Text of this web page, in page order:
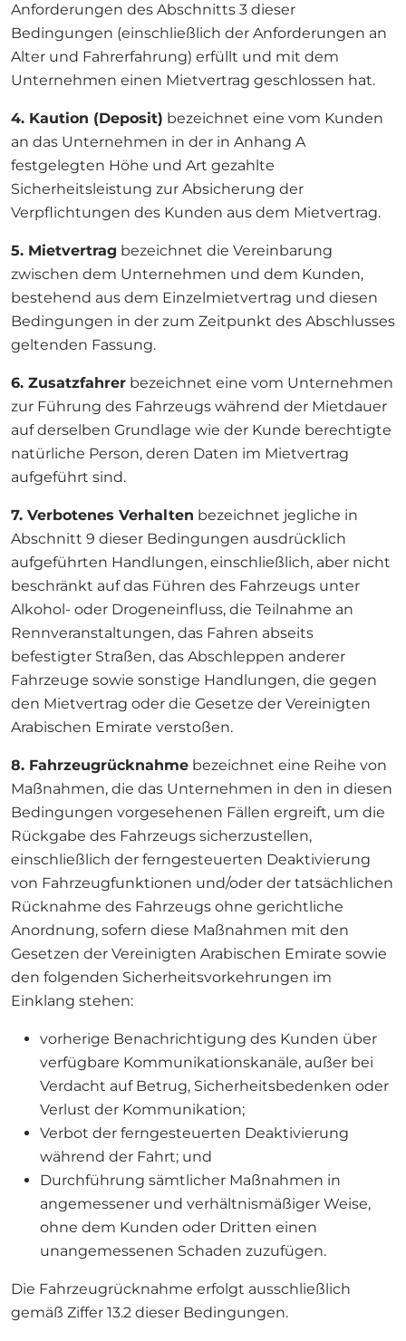
Anforderungen des Abschnitts 3 dieser
Bedingungen (einschließlich der Anforderungen an
Alter und Fahrerfahrung) erfüllt und mit dem
Unternehmen einen Mietvertrag geschlossen hat.
4. Kaution (Deposit) bezeichnet eine vom Kunden
an das Unternehmen in der in Anhang A
festgelegten Höhe und Art gezahlte
Sicherheitsleistung zur Absicherung der
Verpflichtungen des Kunden aus dem Mietvertrag.
5. Mietvertrag bezeichnet die Vereinbarung
zwischen dem Unternehmen und dem Kunden,
bestehend aus dem Einzelmietvertrag und diesen
Bedingungen in der zum Zeitpunkt des Abschlusses
geltenden Fassung.
6. Zusatzfahrer bezeichnet eine vom Unternehmen
zur Führung des Fahrzeugs während der Mietdauer
auf derselben Grundlage wie der Kunde berechtigte
natürliche Person, deren Daten im Mietvertrag
aufgeführt sind.
7. Verbotenes Verhalten bezeichnet jegliche in
Abschnitt 9 dieser Bedingungen ausdrücklich
aufgeführten Handlungen, einschließlich, aber nicht
beschränkt auf das Führen des Fahrzeugs unter
Alkohol- oder Drogeneinfluss, die Teilnahme an
Rennveranstaltungen, das Fahren abseits
befestigter Straßen, das Abschleppen anderer
Fahrzeuge sowie sonstige Handlungen, die gegen
den Mietvertrag oder die Gesetze der Vereinigten
Arabischen Emirate verstoßen.
8. Fahrzeugrücknahme bezeichnet eine Reihe von
Maßnahmen, die das Unternehmen in den in diesen
Bedingungen vorgesehenen Fällen ergreift, um die
Rückgabe des Fahrzeugs sicherzustellen,
einschließlich der ferngesteuerten Deaktivierung
von Fahrzeugfunktionen und/oder der tatsächlichen
Rücknahme des Fahrzeugs ohne gerichtliche
Anordnung, sofern diese Maßnahmen mit den
Gesetzen der Vereinigten Arabischen Emirate sowie
den folgenden Sicherheitsvorkehrungen im
Einklang stehen:
vorherige Benachrichtigung des Kunden über
verfügbare Kommunikationskanäle, außer bei
Verdacht auf Betrug, Sicherheitsbedenken oder
Verlust der Kommunikation;
Verbot der ferngesteuerten Deaktivierung
während der Fahrt; und
Durchführung sämtlicher Maßnahmen in
angemessener und verhältnismäßiger Weise,
ohne dem Kunden oder Dritten einen
unangemessenen Schaden zuzufügen.
Die Fahrzeugrücknahme erfolgt ausschließlich
gemäß Ziffer 13.2 dieser Bedingungen.